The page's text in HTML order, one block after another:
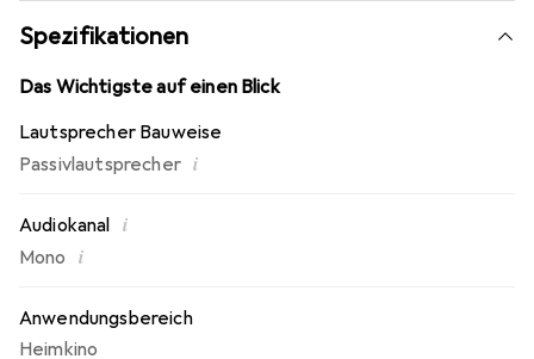
Spezifikationen
Das Wichtigste auf einen Blick
Lautsprecher Bauweise
Passivlautsprecher i
Audiokanal i
Mono i
Anwendungsbereich
Heimkino